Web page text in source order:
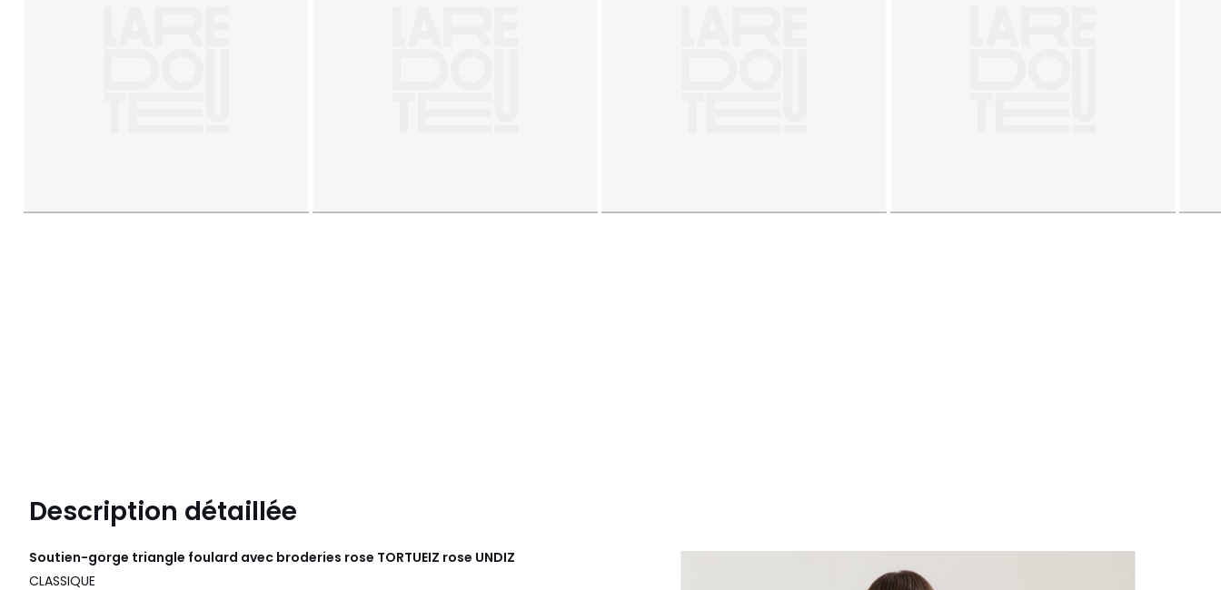
Description détaillée
Soutien-gorge triangle foulard avec broderies rose TORTUEIZ rose UNDIZ
CLASSIQUE